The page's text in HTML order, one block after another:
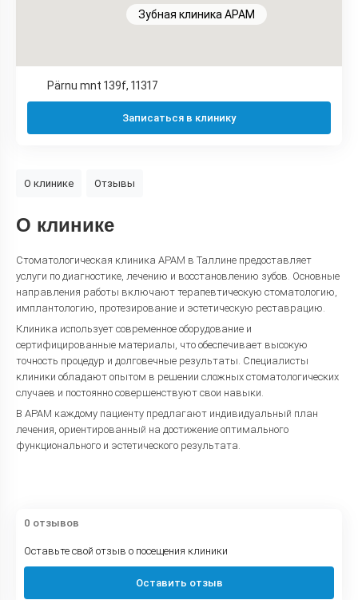
Зубная клиника APAM
Pärnu mnt 139f, 11317
Записаться в клинику
О клинике Отзывы
О клинике
Стоматологическая клиника APAM в Таллине предоставляет
услуги по диагностике, лечению и восстановлению зубов. Основные
направления работы включают терапевтическую стоматологию,
имплантологию, протезирование и эстетическую реставрацию.
Клиника использует современное оборудование и
сертифицированные материалы, что обеспечивает высокую
точность процедур и долговечные результаты. Специалисты
клиники обладают опытом в решении сложных стоматологических
случаев и постоянно совершенствуют свои навыки.
В APAM каждому пациенту предлагают индивидуальный план
лечения, ориентированный на достижение оптимального
функционального и эстетического результата.
0 отзывов
Оставьте свой отзыв о посещения клиники
Оставить отзыв